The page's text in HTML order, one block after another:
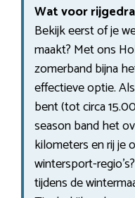
Wat voor
Bekijk eerst of je
maakt? Met ons
zomerband bijna
effectieve optie.
bent (tot circa
season band het
kilometers en rij je
wintersport-
tijdens de